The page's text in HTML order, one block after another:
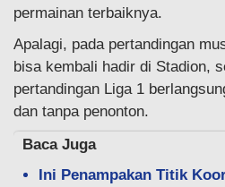
permainan terbaiknya.
Apalagi, pada pertandingan
bisa kembali hadir di Stadion,
pertandingan Liga 1
dan tanpa penonton.
Baca Juga
Ini Penampakan Titik